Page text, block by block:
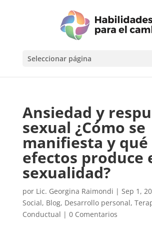
Seleccionar página
Ansiedad y
sexual ¿Cómo se
manifiesta y qué
efectos produce
sexualidad?
por Lic. Georgina Raimondi | Sep 1,
Social, Blog, Desarrollo personal,
Conductual | 0 Comentarios